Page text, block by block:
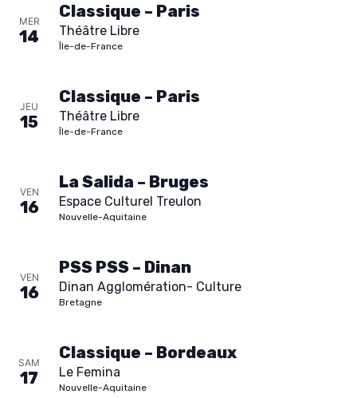
MER
14
Classique – Paris
Théâtre Libre
Île-de-France
JEU
15
Classique – Paris
Théâtre Libre
Île-de-France
VEN
16
La Salida – Bruges
Espace Culturel Treulon
Nouvelle-Aquitaine
VEN
16
PSS PSS – Dinan
Dinan Agglomération- Culture
Bretagne
SAM
17
Classique – Bordeaux
Le Femina
Nouvelle-Aquitaine